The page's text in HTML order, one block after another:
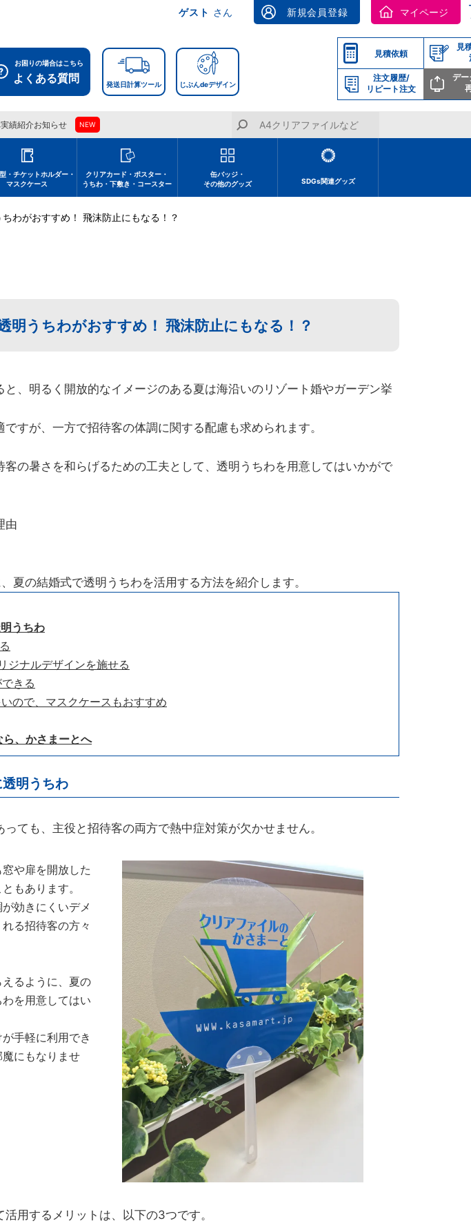
ゲスト さん 新規会員登録 マイページ
お困りの場合はこちら
よくある質問 発送日計算ツール じぶんdeデザイン
見積依頼
見
注文履歴/
リピート注文
デー
実績紹介お知らせ NEW
・チケットホルダー・
マスクケース
クリアカード・ポスター・
うちわ・下敷き・コースター
缶バッジ・
その他のグッズ
SDGs関連グッズ
わがおすすめ！ 飛沫防止にもなる！？
明うちわがおすすめ！ 飛沫防止にもなる！？
、明るく開放的なイメージのある夏は海沿いのリゾート婚やガーデン挙
すが、一方で招待客の体調に関する配慮も求められます。
の暑さを和らげるための工夫として、透明うちわを用意してはいかがで
由
夏の結婚式で透明うちわを活用する方法を紹介します。
うちわ
ジナルデザインを施せる
きる
ので、マスクケースもおすすめ
、かさまーとへ
明うちわ
ても、主役と招待客の両方で熱中症対策が欠かせません。
や扉を開放した
もあります。
効きにくいデメ
る招待客の方々
るように、夏の
を用意してはい
手軽に利用でき
にもなりませ
用するメリットは、以下の3つです。